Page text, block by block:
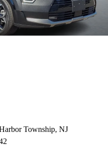
Township, NJ